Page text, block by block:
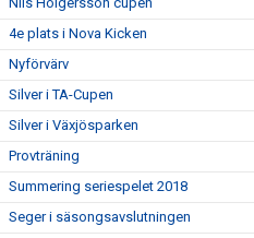
4e plats i Nova Kicken
Nyförvärv
Silver i TA-Cupen
Silver i Växjösparken
Provträning
Summering seriespelet 2018
Seger i säsongsavslutningen